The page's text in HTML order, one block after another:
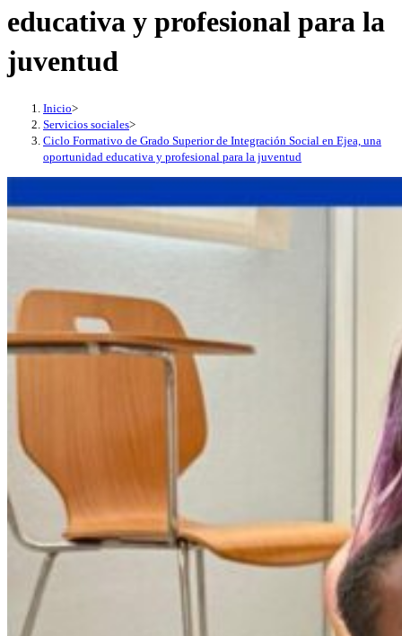
educativa y profesional para la
juventud
Inicio>
Servicios sociales>
Ciclo Formativo de Grado Superior de Integración Social en Ejea, una
oportunidad educativa y profesional para la juventud